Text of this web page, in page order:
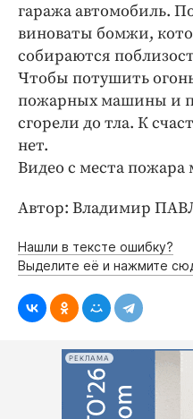
ПРОЕКТЫ
Блоги
Издания
Медиаперсона
Клиника года
Работодатель
гаража автомобиль.
виноваты бомжи,
собираются
Чтобы потушить
пожарных машины и
сгорели до тла. К
нет.
Видео с места
Автор: Владимир
Нашли в тексте ошибку?
Выделите её и нажмите
РЕКЛАМА